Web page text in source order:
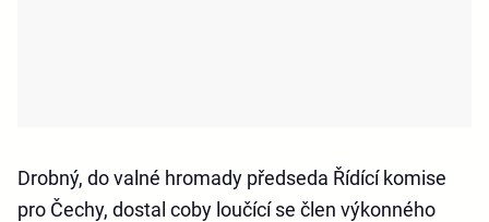
Drobný, do valné hromady předseda Řídící komise
pro Čechy, dostal coby loučící se člen výkonného